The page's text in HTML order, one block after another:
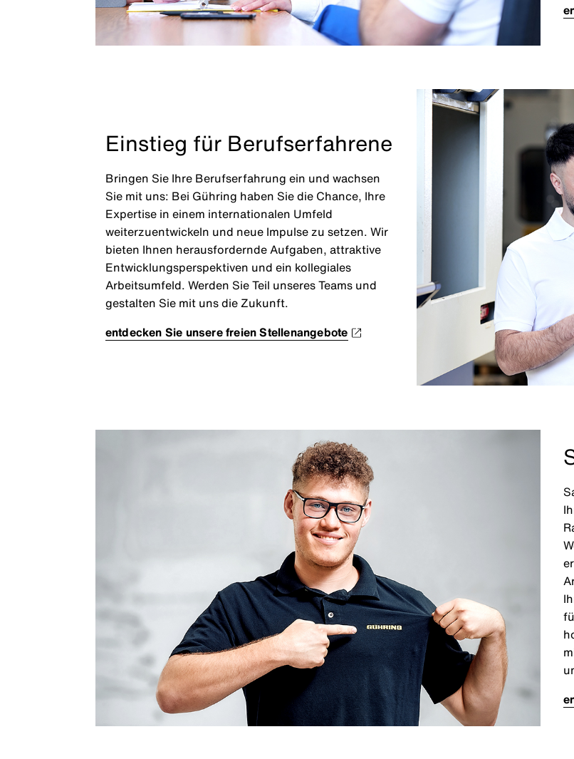
Einstieg für Berufserfahrene
Bringen Sie Ihre Berufserfahrung ein und wachsen
Sie mit uns: Bei Gühring haben Sie die Chance, Ihre
Expertise in einem internationalen Umfeld
weiterzuentwickeln und neue Impulse zu setzen. Wir
bieten Ihnen herausfordernde Aufgaben, attraktive
Entwicklungsperspektiven und ein kollegiales
Arbeitsumfeld. Werden Sie Teil unseres Teams und
gestalten Sie mit uns die Zukunft.
entdecken Sie unsere freien Stellenangebote